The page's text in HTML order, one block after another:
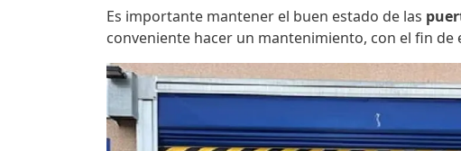
Es importante mantener el buen estado de las
conveniente hacer un mantenimiento, con el fin de